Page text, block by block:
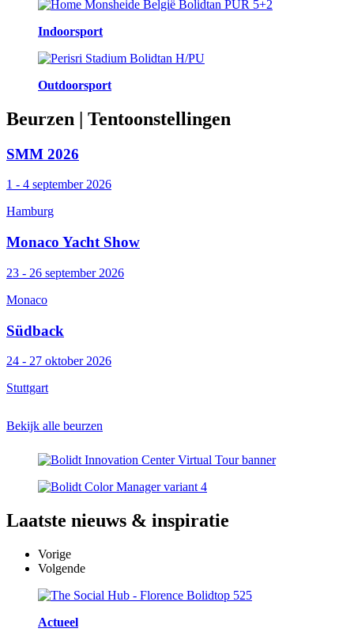
Indoorsport
Outdoorsport
Beurzen | Tentoonstellingen
SMM 2026
1 - 4 september 2026
Hamburg
Monaco Yacht Show
23 - 26 september 2026
Monaco
Südback
24 - 27 oktober 2026
Stuttgart
Bekijk alle beurzen
Laatste nieuws & inspiratie
Vorige
Volgende
Actueel